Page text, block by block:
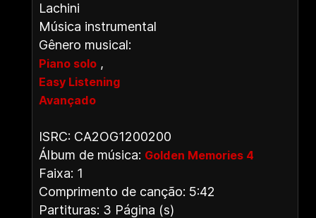
Lachini
Música instrumental
Gênero musical:
Piano solo ,
Easy Listening
Avançado
ISRC: CA2OG1200200
Álbum de música: Golden Memories 4
Faixa: 1
Comprimento de canção: 5:42
Partituras: 3 Página (s)